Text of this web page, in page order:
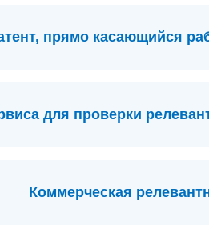
прямо касающийся
для проверки
Коммерческая